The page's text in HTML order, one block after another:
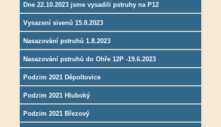
Dne 22.10.2023 jsme vysadili pstruhy na P12
Vysazení sivenů 15.8.2023
Nasazování pstruhů 1.8.2023
Nasazování pstruhů do Ohře 12P -19.6.2023
Podzim 2021 Děpoltovice
Podzim 2021 Hluboký
Podzim 2021 Březový